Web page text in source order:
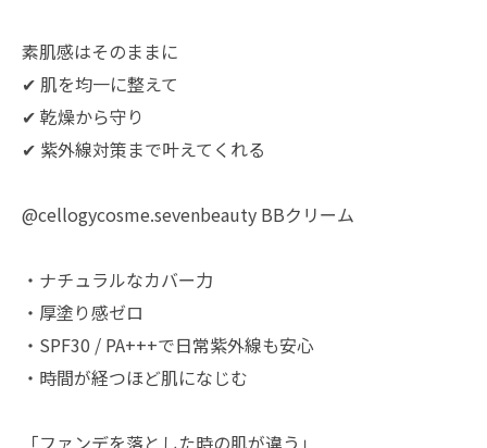
素肌感はそのままに
✔︎ 肌を均一に整えて
✔︎ 乾燥から守り
✔︎ 紫外線対策まで叶えてくれる
@cellogycosme.sevenbeauty BBクリーム
・ナチュラルなカバー力
・厚塗り感ゼロ
・SPF30 / PA+++で日常紫外線も安心
・時間が経つほど肌になじむ
「ファンデを落とした時の肌が違う」